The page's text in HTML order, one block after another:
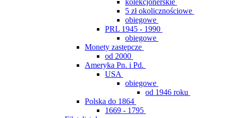
kolekcjonerskie
5 zł okolicznościowe
obiegowe
PRL 1945 - 1990
obiegowe
Monety zastępcze
od 2000
Ameryka Pn. i Pd.
USA
obiegowe
od 1946 roku
Polska do 1864
1669 - 1795